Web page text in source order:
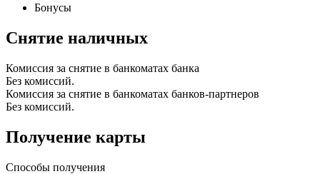
Бонусы
Снятие наличных
Комиссия за снятие в банкоматах банка
Без комиссий.
Комиссия за снятие в банкоматах банков-партнеров
Без комиссий.
Получение карты
Способы получения